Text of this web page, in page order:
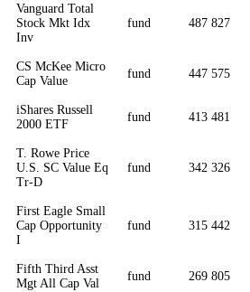
Vanguard Total
Stock Mkt Idx
Inv
fund 487 827
CS McKee Micro
Cap Value
fund 447 575
iShares Russell
2000 ETF
fund 413 481
T. Rowe Price
U.S. SC Value Eq
Tr-D
fund 342 326
First Eagle Small
Cap Opportunity
I
fund 315 442
Fifth Third Asst
Mgt All Cap Val
fund 269 805